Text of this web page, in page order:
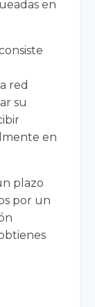
en
red
su
en
plazo
por un